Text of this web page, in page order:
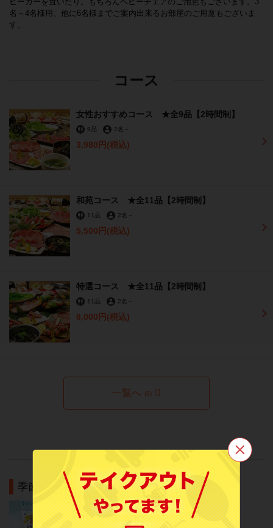
名～4名様用、他に6名様までご案内出来るお部屋のご用意もございま
す。
コース
女性おすすめコース ★全9品【2時間制】
9品 2名 ～
3,980円 (税込)
和苑コース ★全11品【2時間制】
11品 2名 ～
5,500円 (税込)
特選コース ★全11品【2時間制】
11品 2名 ～
8,000円 (税込)
一覧へ (3)
季節メニュー
季節メニュー
季節限定
この店舗情報をシェアする
個室焼肉 和苑 南浦和
埼玉県さいたま市南区南浦和２-３８-１ 北原ビル２Ｆ